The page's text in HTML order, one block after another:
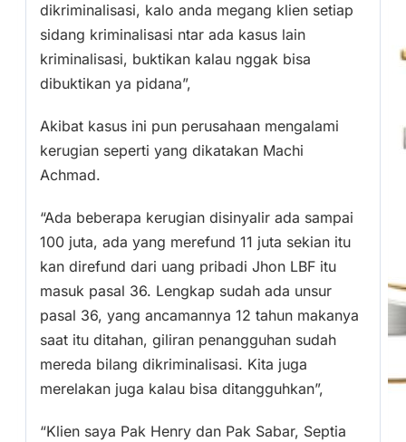
dikriminalisasi, kalo anda megang klien setiap
sidang kriminalisasi ntar ada kasus lain
kriminalisasi, buktikan kalau nggak bisa
dibuktikan ya pidana”,
Akibat kasus ini pun perusahaan mengalami
kerugian seperti yang dikatakan Machi
Achmad.
“Ada beberapa kerugian disinyalir ada sampai
100 juta, ada yang merefund 11 juta sekian itu
kan direfund dari uang pribadi Jhon LBF itu
masuk pasal 36. Lengkap sudah ada unsur
pasal 36, yang ancamannya 12 tahun makanya
saat itu ditahan, giliran penangguhan sudah
mereda bilang dikriminalisasi. Kita juga
merelakan juga kalau bisa ditangguhkan”,
“Klien saya Pak Henry dan Pak Sabar, Septia